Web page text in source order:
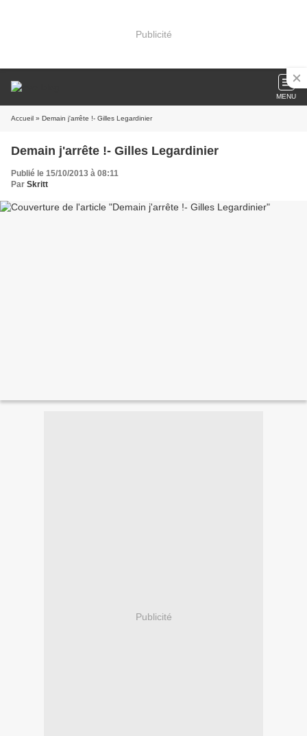
Publicité
MENU
Accueil » Demain j'arrête !- Gilles Legardinier
Demain j'arrête !- Gilles Legardinier
Publié le 15/10/2013 à 08:11
Par Skritt
Publicité